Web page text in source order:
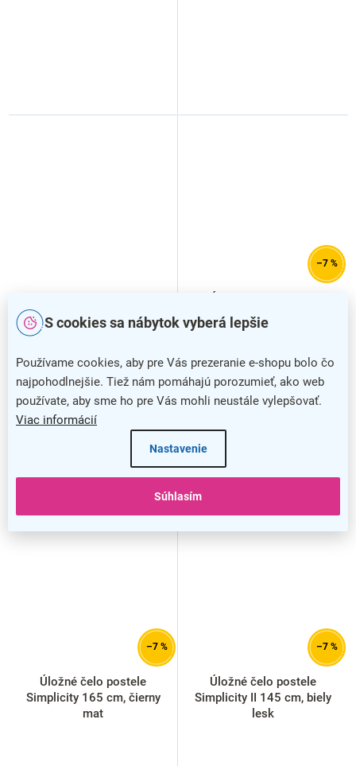
S cookies sa nábytok vyberá lepšie
Používame cookies, aby pre Vás prezeranie e-shopu bolo čo
najpohodlnejšie. Tiež nám pomáhajú porozumieť, ako web
používate, aby sme ho pre Vás mohli neustále vylepšovať.
Viac informácií
Nastavenie
Súhlasím
Codo - úzka, dub artisan
–7 %
Simplicity 145 cm, čierny
mat
–7 %
Úložné čelo postele
Simplicity 165 cm, čierny
mat
–7 %
Úložné čelo postele
Simplicity II 145 cm, biely
lesk